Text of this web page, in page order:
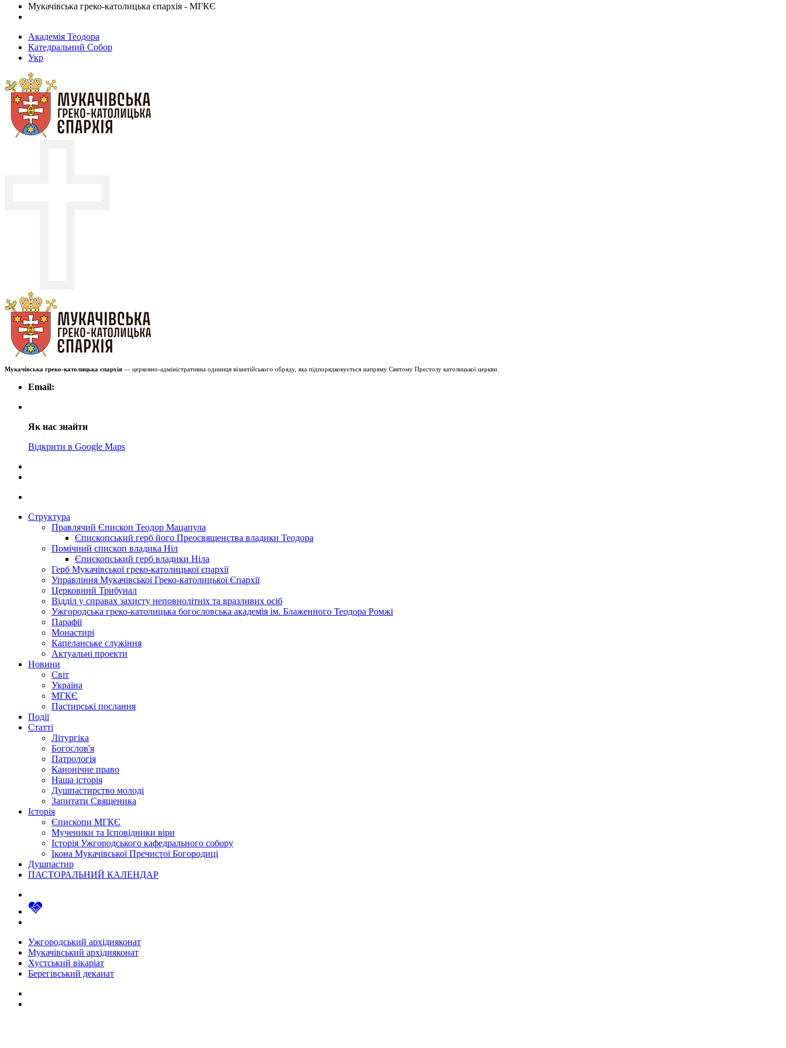
Мукачівська греко-католицька єпархія - МГКЄ
Академія Теодора
Катедральний Собор
Укр
Мукачівська греко-католицька єпархія — церковно-адміністративна одиниця візантійського обряду, яка підпорядковується напряму Святому Престолу католицької церкви.
Email:
Як нас знайти
Відкрити в Google Maps
Структура
Правлячий Єпископ Теодор Мацапула
Єпископський герб його Преосвященства владики Теодора
Помічний єпископ владика Ніл
Єпископський герб владики Ніла
Герб Мукачівської греко-католицької єпархії
Управління Мукачівської Греко-католицької Єпархії
Церковний Трибунал
Відділ у справах захисту неповнолітніх та вразливих осіб
Ужгородська греко-католицька богословська академія ім. Блаженного Теодора Ромжі
Парафії
Монастирі
Капеланське служіння
Актуальні проекти
Новини
Світ
Україна
МГКЄ
Пастирські послання
Події
Статті
Літургіка
Богослов'я
Патрологія
Канонічне право
Наша історія
Душпастирство молоді
Запитати Священика
Історія
Єпископи МГКЄ
Мученики та Ісповідники віри
Історія Ужгородського кафедрального собору
Ікона Мукачівської Пречистої Богородиці
Душпастир
ПАСТОРАЛЬНИЙ КАЛЕНДАР
Ужгородський архідияконат
Мукачівський архідияконат
Хустський вікаріат
Берегівський деканат